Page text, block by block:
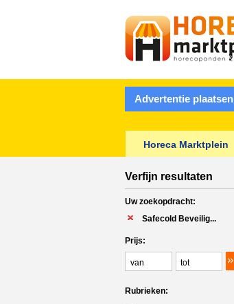
Advertentie plaatsen
Horeca Marktplein
Verfijn resultaten
Uw zoekopdracht:
Safecold Beveilig...
Prijs:
Rubrieken: